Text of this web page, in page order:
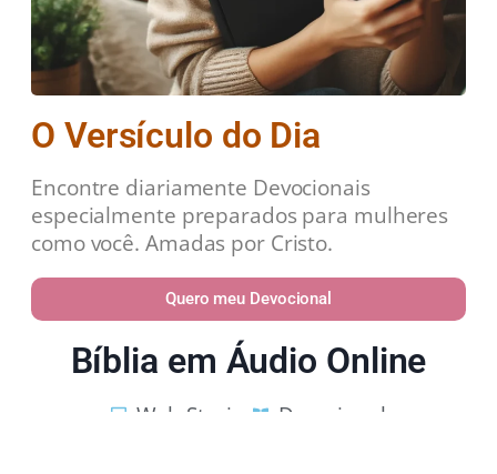
O Versículo do Dia
Encontre diariamente Devocionais
especialmente preparados para mulheres
como você. Amadas por Cristo.
Quero meu Devocional
Bíblia em Áudio Online
Web Stories
Devocional